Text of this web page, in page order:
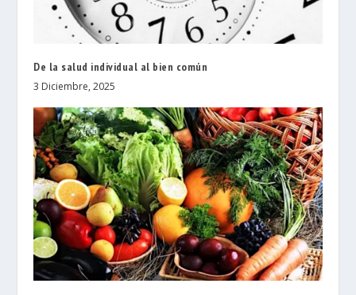
De la salud individual al bien común
3 Diciembre, 2025